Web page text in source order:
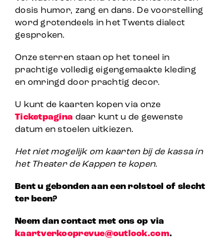
dosis humor, zang en dans. De voorstelling
word grotendeels in het Twents dialect
gesproken.
Onze sterren staan op het toneel in
prachtige volledig eigengemaakte kleding
en omringd door prachtig decor.
U kunt de kaarten kopen via onze
Ticketpagina daar kunt u de gewenste
datum en stoelen uitkiezen.
Het niet mogelijk om kaarten bij de kassa in
het Theater de Kappen te kopen.
Bent u gebonden aan een rolstoel of slecht
ter been?
Neem dan contact met ons op via
kaartverkooprevue@outlook.com.